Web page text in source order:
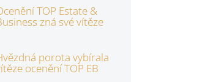
TOP Estate &
zná své vítěze
porota vybírala
ocenění TOP EB